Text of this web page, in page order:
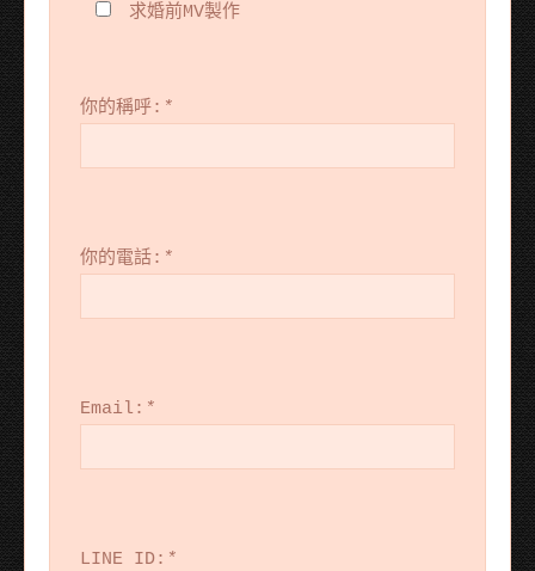
求婚前MV製作
你的稱呼: *
你的電話: *
Email: *
LINE ID: *